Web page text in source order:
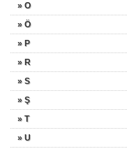
» O
» Ö
» P
» R
» S
» Ş
» T
» U